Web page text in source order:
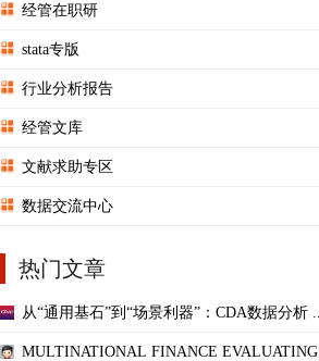
经管在职研
stata专版
行业分析报告
经管文库
文献求助专区
数据交流中心
热门文章
从“通用基石”到“场景利器”：CDA数据分析 ...
MULTINATIONAL FINANCE EVALUATING